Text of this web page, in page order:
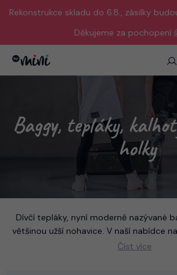
Rekonstrukce skladu do 6.8., zásilky
Děkujeme za pochopení
Baggy, tepláky,
holky
Dívčí tepláky, nyní moderně nazývané
většinou užší nohavice. V naší nabídce
, džíny a jiné moderní
Číst více